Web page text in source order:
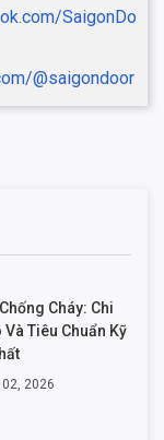
SaigonDo
@saigondoor
Cháy: Chi
Và Tiêu Chuẩn Kỹ
2026